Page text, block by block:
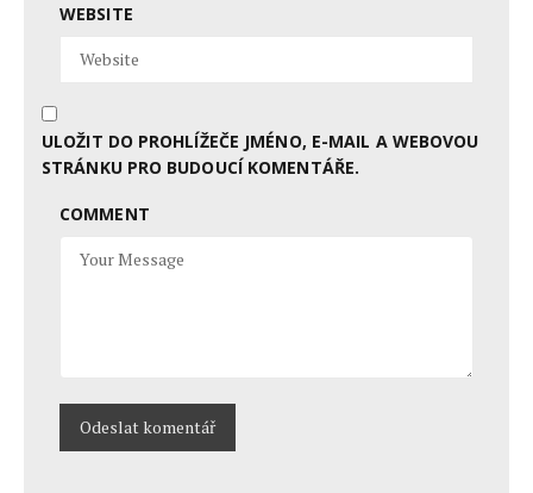
WEBSITE
ULOŽIT DO PROHLÍŽEČE JMÉNO, E-MAIL A WEBOVOU
STRÁNKU PRO BUDOUCÍ KOMENTÁŘE.
COMMENT